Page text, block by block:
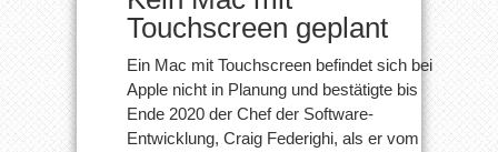
Touchscreen geplant
Ein Mac mit Touchscreen befindet sich bei
Apple nicht in Planung und bestätigte bis
Ende 2020 der Chef der Software-
Entwicklung, Craig Federighi, als er vom